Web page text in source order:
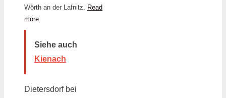
Wörth an der Lafnitz, Read
more
Siehe auch
Kienach
Dietersdorf bei